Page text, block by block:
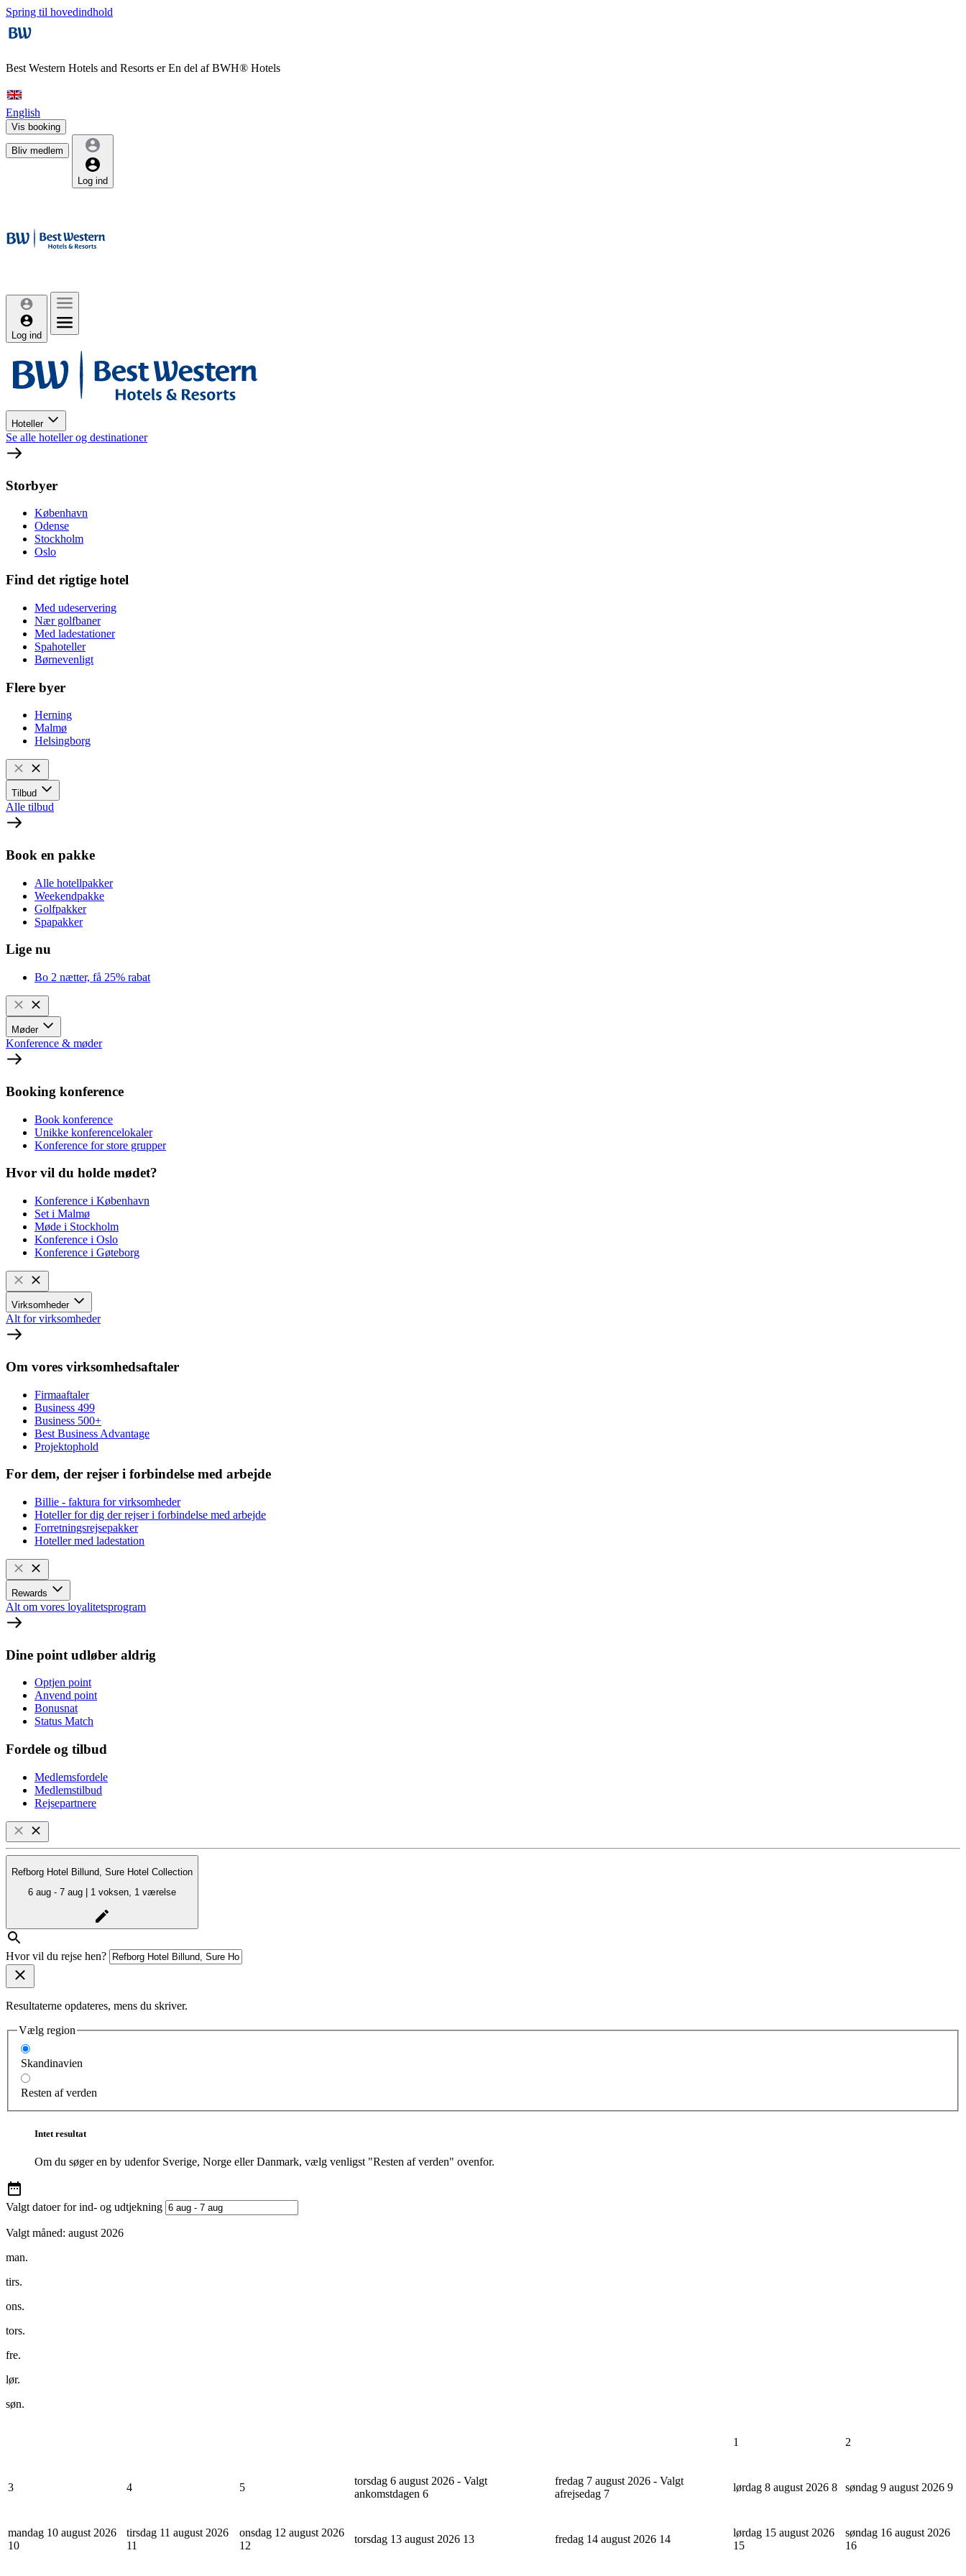
Spring til hovedindhold
Best Western Hotels and Resorts erEn del af BWH® Hotels
English
Vis booking
Bliv medlem
Log ind
Log ind
Hoteller
Se alle hoteller og destinationer
Storbyer
København
Odense
Stockholm
Oslo
Find det rigtige hotel
Med udeservering
Nær golfbaner
Med ladestationer
Spahoteller
Børnevenligt
Flere byer
Herning
Malmø
Helsingborg
Tilbud
Alle tilbud
Book en pakke
Alle hotellpakker
Weekendpakke
Golfpakker
Spapakker
Lige nu
Bo 2 nætter, få 25% rabat
Møder
Konference & møder
Booking konference
Book konference
Unikke konferencelokaler
Konference for store grupper
Hvor vil du holde mødet?
Konference i København
Set i Malmø
Møde i Stockholm
Konference i Oslo
Konference i Gøteborg
Virksomheder
Alt for virksomheder
Om vores virksomhedsaftaler
Firmaaftaler
Business 499
Business 500+
Best Business Advantage
Projektophold
For dem, der rejser i forbindelse med arbejde
Billie - faktura for virksomheder
Hoteller for dig der rejser i forbindelse med arbejde
Forretningsrejsepakker
Hoteller med ladestation
Rewards
Alt om vores loyalitetsprogram
Dine point udløber aldrig
Optjen point
Anvend point
Bonusnat
Status Match
Fordele og tilbud
Medlemsfordele
Medlemstilbud
Rejsepartnere
Refborg Hotel Billund, Sure Hotel Collection
6 aug - 7 aug | 1 voksen, 1 værelse
Hvor vil du rejse hen?
Resultaterne opdateres, mens du skriver.
Vælg region
Skandinavien
Resten af verden
Intet resultat
Om du søger en by udenfor Sverige, Norge eller Danmark, vælg venligst "Resten af verden" ovenfor.
Valgt datoer for ind- og udtjekning
Valgt måned: august 2026
man.
tirs.
ons.
tors.
fre.
lør.
søn.
1 2
3 4 5
torsdag 6 august 2026 - Valgt
ankomstdagen 6
fredag 7 august 2026 - Valgt
afrejsedag 7
lørdag 8 august 2026 8 søndag 9 august 2026 9
mandag 10 august 2026
10
tirsdag 11 august 2026
11
onsdag 12 august 2026
12
torsdag 13 august 2026 13 fredag 14 august 2026 14
lørdag 15 august 2026
15
søndag 16 august 2026
16